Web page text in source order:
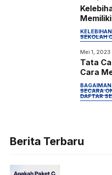
SEKOLAH
Mei 1, 2023
Tata
Cara
Online
SECARA
DAFTAR
Berita Terbaru